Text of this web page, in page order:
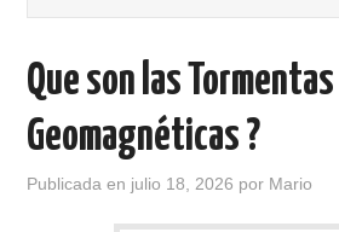
Que son las Tormentas
Geomagnéticas ?
Publicada en julio 18, 2026 por Mario